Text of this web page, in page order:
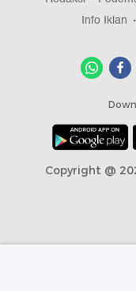
Info Iklan
Copyright @